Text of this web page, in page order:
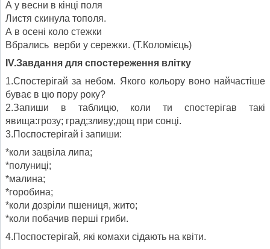
А у весни в кінці поля
Листя скинула тополя.
А в осені коло стежки
Вбрались верби у сережки. (Т.Коломієць)
IV.Завдання для спостереження влітку
1.Спостерігай за небом. Якого кольору воно найчастіше
буває в цю пору року?
2.Запиши в таблицю, коли ти спостерігав такі
явища:грозу; град;зливу;дощ при сонці.
3.Поспостерігай і запиши:
*коли зацвіла липа;
*полуниці;
*малина;
*горобина;
*коли дозріли пшениця, жито;
*коли побачив перші гриби.
4.Поспостерігай, які комахи сідають на квіти.